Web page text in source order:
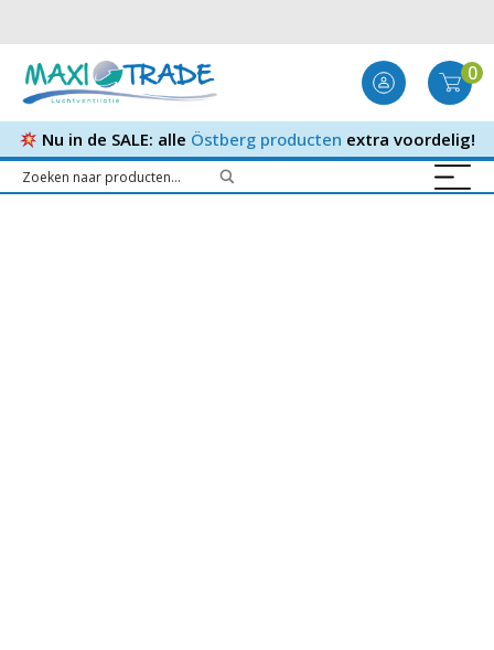
0
Nu in de SALE: alle Östberg producten extra voordelig!